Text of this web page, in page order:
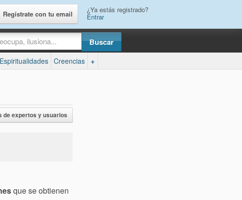
Regístrate con tu email ¿Ya estás registrado?
Entrar
Espiritualidades Creencias +
de expertos y usuarios
que se obtienen